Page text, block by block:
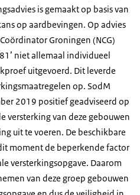
is gemaakt op basis van
op aardbevingen. Op advies
Groningen (NCG)
niet allemaal individueel
uitgevoerd. Dit leverde
op. SodM
2019 positief geadviseerd op
versterking van deze gebouwen
uit te voeren. De beschikbare
moment de beperkende factor
versterkingsopgave. Daarom
van deze groep gebouwen